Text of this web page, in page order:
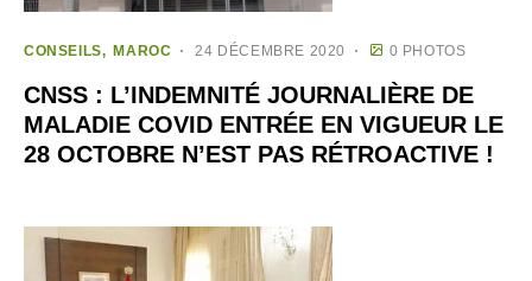
CONSEILS MAROC 24 DÉCEMBRE 2020 0 PHOTOS
CNSS : L’INDEMNITÉ JOURNALIÈRE DE
MALADIE COVID ENTRÉE EN VIGUEUR LE
28 OCTOBRE N’EST PAS RÉTROACTIVE !